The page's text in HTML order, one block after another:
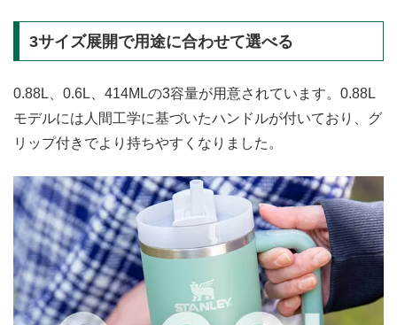
3サイズ展開で用途に合わせて選べる
0.88L、0.6L、414MLの3容量が用意されています。0.88L
モデルには人間工学に基づいたハンドルが付いており、グ
リップ付きでより持ちやすくなりました。